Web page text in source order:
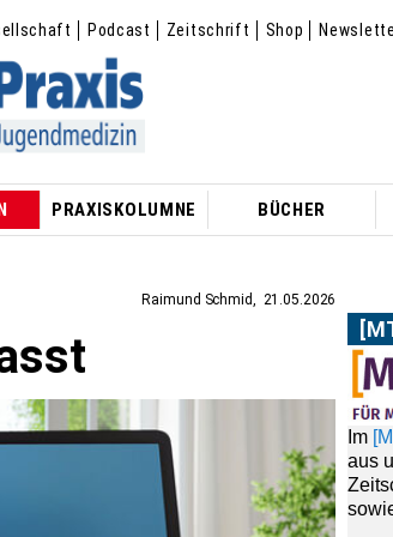
Podcast Zeitschrift Shop
PRAXISKOLUMNE BÜCHER
Raimund Schmid 21.05.2026
Im
aus